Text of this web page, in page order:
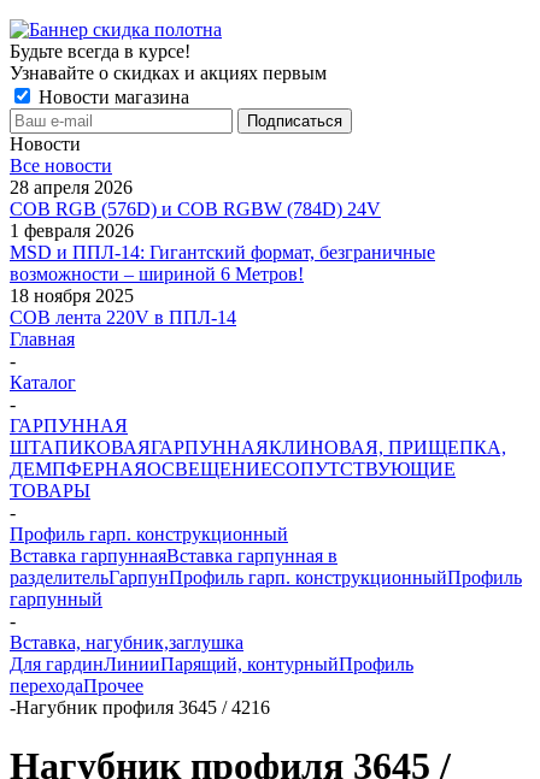
Будьте всегда в курсе!
Узнавайте о скидках и акциях первым
Новости магазина
Новости
Все новости
28 апреля 2026
COB RGB (576D) и COB RGBW (784D) 24V
1 февраля 2026
MSD и ППЛ-14: Гигантский формат, безграничные
возможности – шириной 6 Метров!
18 ноября 2025
COB лента 220V в ППЛ-14
Главная
-
Каталог
-
ГАРПУННАЯ
ШТАПИКОВАЯГАРПУННАЯКЛИНОВАЯ, ПРИЩЕПКА,
ДЕМПФЕРНАЯОСВЕЩЕНИЕСОПУТСТВУЮЩИЕ
ТОВАРЫ
-
Профиль гарп. конструкционный
Вставка гарпуннаяВставка гарпунная в
разделительГарпунПрофиль гарп. конструкционныйПрофиль
гарпунный
-
Вставка, нагубник,заглушка
Для гардинЛинииПарящий, контурныйПрофиль
переходаПрочее
-Нагубник профиля 3645 / 4216
Нагубник профиля 3645 /